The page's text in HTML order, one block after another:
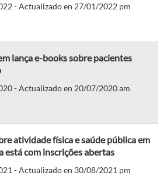
- Actualizado en 27/01/2022 pm
lança e-books sobre pacientes
- Actualizado en 20/07/2020 am
atividade física e saúde pública em
está com inscrições abertas
- Actualizado en 30/08/2021 pm